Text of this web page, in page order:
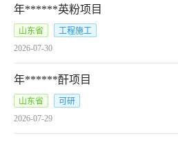
年******英粉项目
山东省
工程施工
2026-07-30
年******酐项目
山东省
可研
2026-07-29